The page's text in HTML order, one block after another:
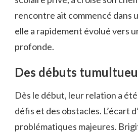
rencontre ait commencé dans
elle a rapidement évolué vers
profonde.
Des débuts
Dès le début, leur relation a
défis et des obstacles. L’écart
problématiques majeures.